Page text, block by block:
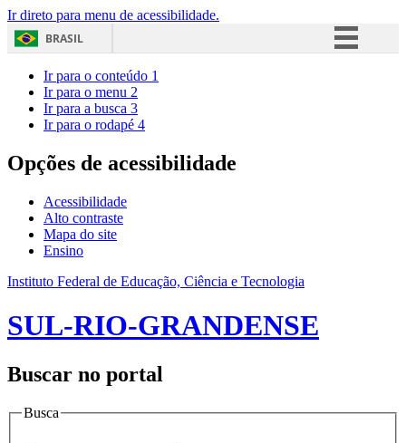
Ir direto para menu de acessibilidade.
BRASIL
Acesso à informação
Ir para o conteúdo 1
Ir para o menu 2
Ir para a busca 3
Ir para o rodapé 4
Opções de acessibilidade
Acessibilidade
Alto contraste
Mapa do site
Ensino
Instituto Federal de Educação, Ciência e Tecnologia
SUL-RIO-GRANDENSE
Buscar no portal
Busca